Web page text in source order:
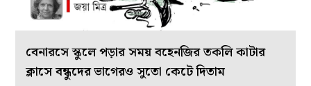
বেনারসে স্কুলে পড়ার সময় বহেনজির তকলি কাটার
ক্লাসে বন্ধুদের ভাগেরও সুতো কেটে দিতাম